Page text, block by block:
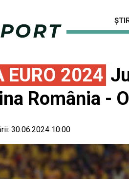
EURO 2024
România -
30.06.2024 10:00